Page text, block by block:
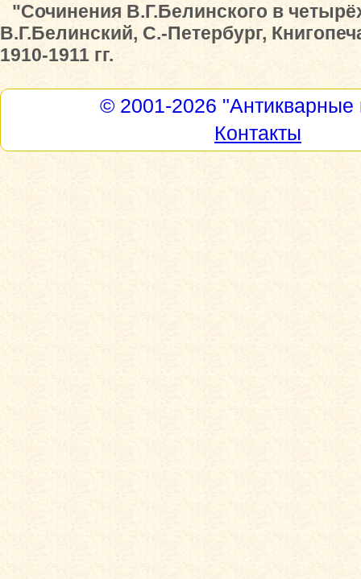
"Сочинения В.Г.Белинского в
В.Г.Белинский, С.-Петербург,
1910-1911 гг.
© 2001-2026 "Антикварные
Контакты